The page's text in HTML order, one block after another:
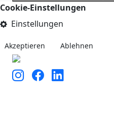
Cookie-Einstellungen
Einstellungen
Akzeptieren Ablehnen